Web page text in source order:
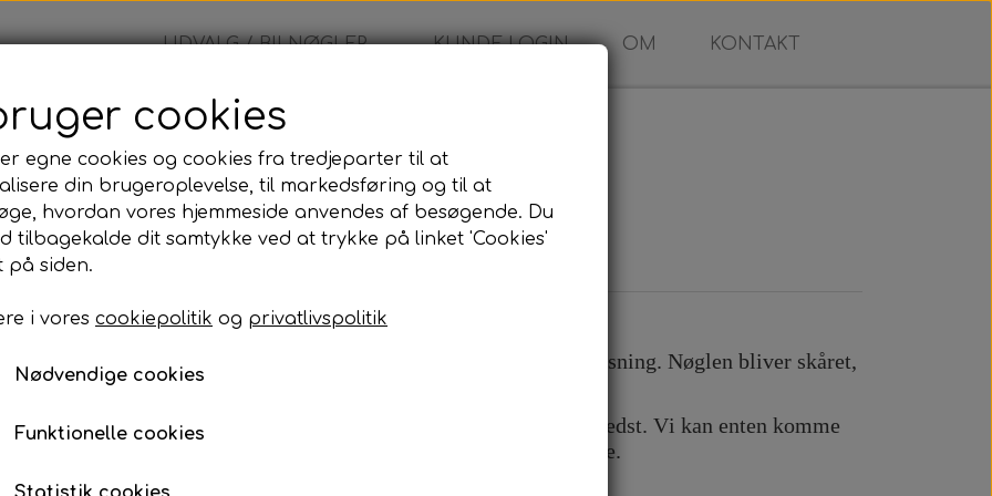
UDVALG / BILNØGLER KUNDE LOGIN OM KONTAKT
- fjernbetjening
Dacia - fjernbetjening
1.445,00 kr.
Komplet bilnøgle inkl. skæring og programmering
Når du bestiller denne bilnøgle, leveres den som en komplet løsning. Nøglen bliver skåret,
programmeret og testet, så den er klar til brug på din bil.
Programmeringen kan udføres på den adresse, der passer dig bedst. Vi kan enten komme
til din adresse eller udføre arbejdet på vores adresse efter aftale.
Prisen inkluderer:
cookies
egne cookies og cookies fra tredjeparter til at
din brugeroplevelse, til markedsføring og til at
hvordan vores hjemmeside anvendes af besøgende. Du
tilbagekalde dit samtykke ved at trykke på linket 'Cookies'
på siden.
i vores cookiepolitik og privatlivspolitik
Nødvendige cookies
Funktionelle cookies